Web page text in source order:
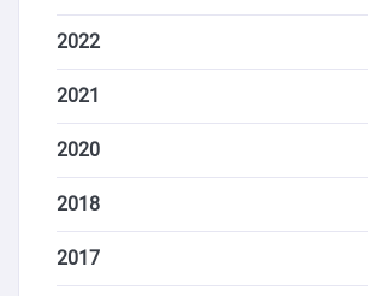
2022
2021
2020
2018
2017